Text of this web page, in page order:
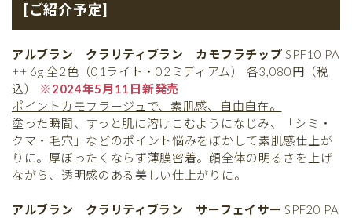
[ご紹介予定]
アルブラン クラリティブラン カモフラチップ SPF10 PA
++ 6g 全2色（01ライト・02ミディアム） 各3,080円（税
込）
※2024年5月11日新発売
ポイントカモフラージュで、素肌感、自由自在。
塗った瞬間、すっと肌に溶けこむようになじみ、「シミ・
クマ・毛穴」などのポイント悩みをぼかして素肌感仕上が
りに。厚ぼったくならず薄膜密着。顔全体の明るさを上げ
ながら、透明感のある美しい仕上がりに。
アルブラン クラリティブラン サーフェイサー SPF20 PA